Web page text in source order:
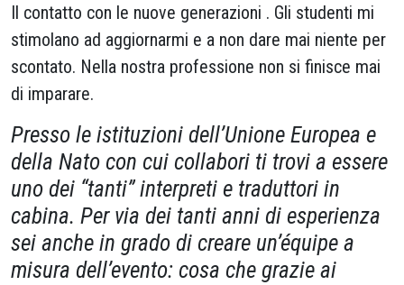
Il contatto con le nuove generazioni . Gli studenti mi
stimolano ad aggiornarmi e a non dare mai niente per
scontato. Nella nostra professione non si finisce mai
di imparare.
Presso le istituzioni dell’Unione Europea e
della Nato con cui collabori ti trovi a essere
uno dei “tanti” interpreti e traduttori in
cabina. Per via dei tanti anni di esperienza
sei anche in grado di creare un’équipe a
misura dell’evento: cosa che grazie ai